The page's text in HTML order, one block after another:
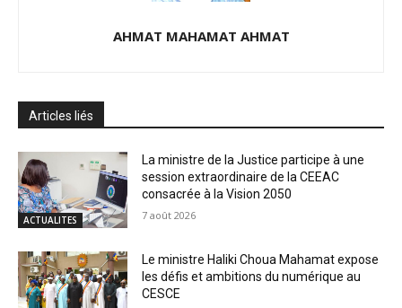
AHMAT MAHAMAT AHMAT
Articles liés
ACTUALITES
La ministre de la Justice participe à une
session extraordinaire de la CEEAC
consacrée à la Vision 2050
7 août 2026
Le ministre Haliki Choua Mahamat expose
les défis et ambitions du numérique au
CESCE